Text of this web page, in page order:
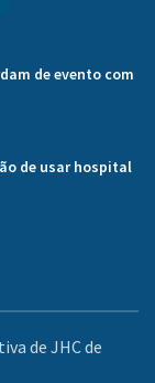
de evento com
de usar hospital
de JHC de